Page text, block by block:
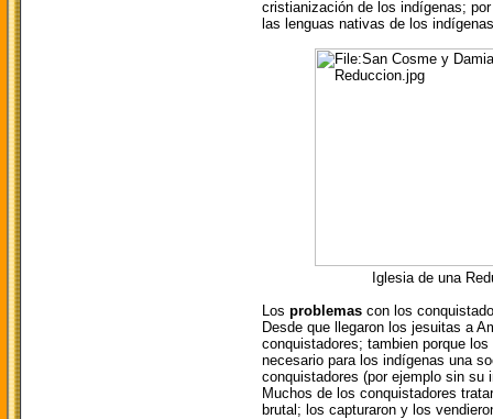
cristianización de los indígenas;
las lenguas nativas de los
Iglesia de una
Los problemas con los
Desde que llegaron los jesuitas a
conquistadores; tambien porque
necesario para los indígenas una
conquistadores (por ejemplo sin
Muchos de los conquistadores
brutal; los capturaron y los